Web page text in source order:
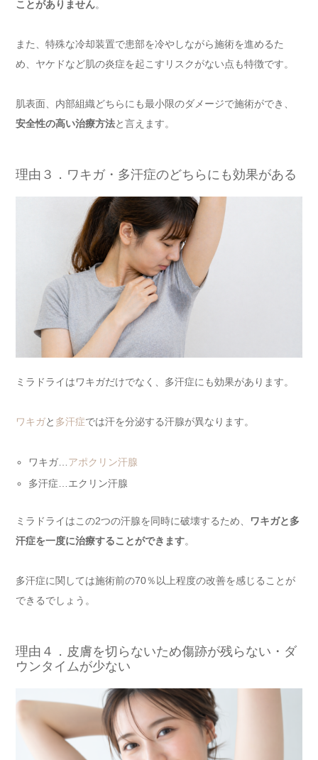
ことがありません。
また、特殊な冷却装置で患部を冷やしながら施術を進めるた
め、ヤケドなど肌の炎症を起こすリスクがない点も特徴です。
肌表面、内部組織どちらにも最小限のダメージで施術ができ、
安全性の高い治療方法と言えます。
理由３．ワキガ・多汗症のどちらにも効果がある
ミラドライはワキガだけでなく、多汗症にも効果があります。
ワキガと 多汗症では汗を分泌する汗腺が異なります。
ワキガ… アポクリン汗腺
多汗症…エクリン汗腺
ミラドライはこの2つの汗腺を同時に破壊するため、
ワキガと多
汗症を一度に治療することができます。
多汗症に関しては施術前の70％以上程度の改善を感じることが
できるでしょう。
理由４．皮膚を切らないため傷跡が残らない・ダ
ウンタイムが少ない